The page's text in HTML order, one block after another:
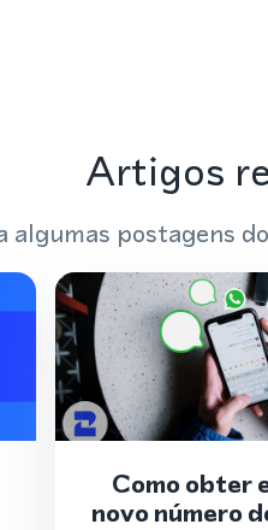
Artigos
algumas postagens
Como obter
novo número